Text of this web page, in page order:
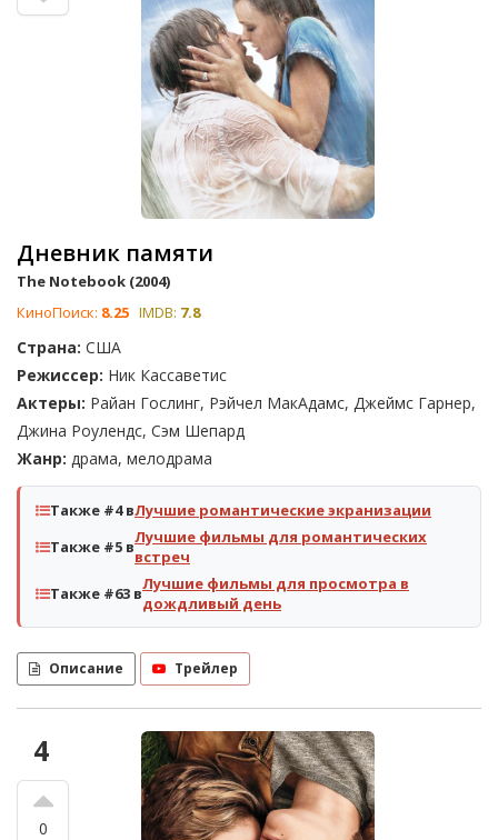
Дневник памяти
The Notebook (2004)
КиноПоиск: 8.25 IMDB: 7.8
Страна: США
Режиссер: Ник Кассаветис
Актеры: Райан Гослинг, Рэйчел МакАдамс, Джеймс Гарнер,
Джина Роулендс, Сэм Шепард
Жанр: драма, мелодрама
Также #4 вЛучшие романтические экранизации
Также #5 вЛучшие фильмы для романтических
встреч
Также #63 вЛучшие фильмы для просмотра в
дождливый день
Описание Трейлер
4
0